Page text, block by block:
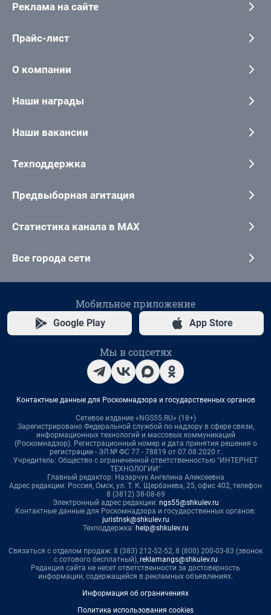
Реклама на сайте
Прайс-лист
О компании
Наши награды
Наши вакансии
Техподдержка
Предвыборная агитация
Статистика канала в MAX
Все города сети
Мобильное приложение
Google Play App Store
Мы в соцсетях
Контактные данные для Роскомнадзора и государственных органов
Сетевое издание «NGS55.RU» (18+)
Зарегистрировано Федеральной службой по надзору в сфере связи,
информационных технологий и массовых коммуникаций
(Роскомнадзор). Регистрационный номер и дата принятия решения о
регистрации - ЭЛ № ФС 77 - 78819 от 07.08.2020 г.
Учредитель: Общество с ограниченной ответственностью "ИНТЕРНЕТ
ТЕХНОЛОГИИ"
Главный редактор: Назарчук Ангелина Алексеевна
Адрес редакции: Россия, Омск, ул. Т. К. Щербанева, 25, офис 402, телефон
8 (3812) 38-08-69
Электронный адрес редакции: ngs55@shkulev.ru
Контактные данные для Роскомнадзора и государственных органов:
juristnsk@shkulev.ru
Техподдержка: help@shkulev.ru
Связаться с отделом продаж: 8 (383) 212-52-52, 8 (800) 200-03-83 (звонок
с сотового бесплатный), reklamangs@shkulev.ru
Редакция сайта не несет ответственности за достоверность
информации, содержащейся в рекламных объявлениях.
Информация об ограничениях
Политика использования cookies